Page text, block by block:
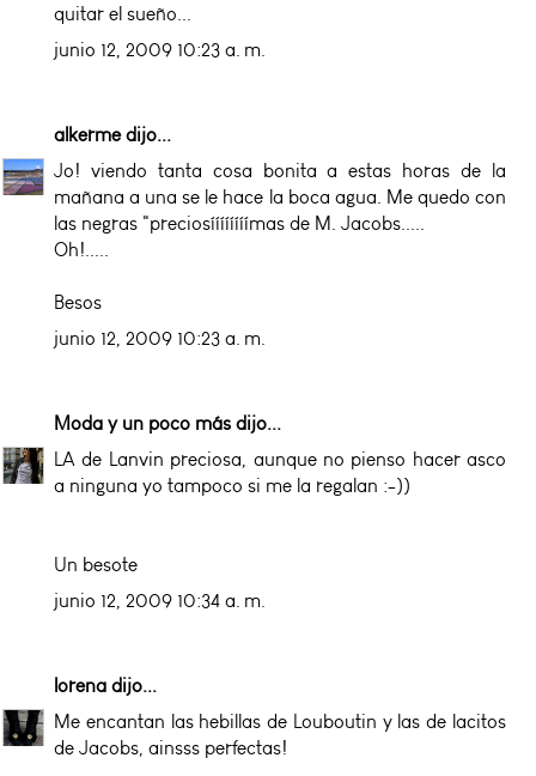
quitar el sueño...
junio 12, 2009 10:23 a. m.
alkermedijo...
Jo! viendo tanta cosa bonita a estas horas de la
mañana a una se le hace la boca agua. Me quedo con
las negras "preciosíííííííímas de M. Jacobs.....
Oh!.....
Besos
junio 12, 2009 10:23 a. m.
Moda y un poco más dijo...
LA de Lanvin preciosa, aunque no pienso hacer asco
a ninguna yo tampoco si me la regalan :-))
Un besote
junio 12, 2009 10:34 a. m.
lorena dijo...
Me encantan las hebillas de Louboutin y las de lacitos
de Jacobs, ainsss perfectas!